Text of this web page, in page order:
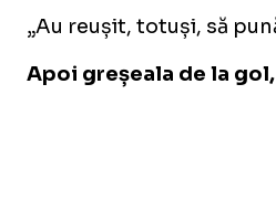
„Au reușit, totuși, să
Apoi greșeala de la